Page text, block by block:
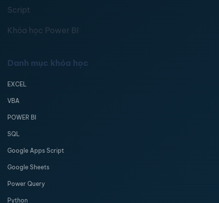
Script
Khóa học Power BI
Danh mục khóa học
EXCEL
VBA
POWER BI
SQL
Google Apps Script
Google Sheets
Power Query
Python